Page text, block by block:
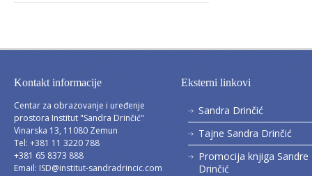
Kontakt informacije
Centar za obrazovanje i uređenje
prostora Institut "Sandra Drinčić"
Vinarska 13, 11080 Zemun
Tel: +381 11 3220 788
+381 65 8373 888
Email: ISD@institut-sandradrincic.com
Eksterni linkovi
Sandra Drinčić
Tajne Sandra Drinčić
Promocija knjiga Sandre
Drinčić